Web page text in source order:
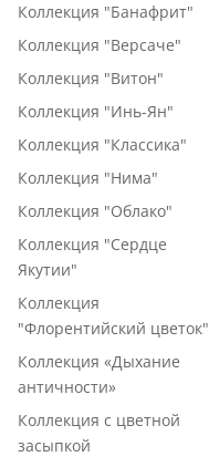
Коллекция "Банафрит"
Коллекция "Версаче"
Коллекция "Витон"
Коллекция "Инь-Ян"
Коллекция "Классика"
Коллекция "Нима"
Коллекция "Облако"
Коллекция "Сердце
Якутии"
Коллекция
"Флорентийский цветок"
Коллекция «Дыхание
античности»
Коллекция с цветной
засыпкой